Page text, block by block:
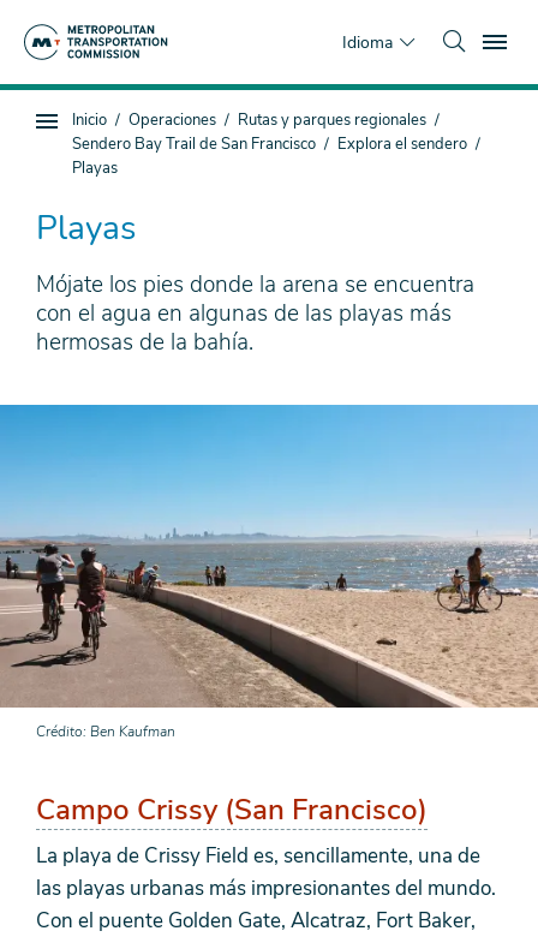
Idioma
Navegación
Estás
aquí
Inicio Operaciones
Rutas y parques regionales
Sendero Bay Trail de San Francisco
Explora el sendero
Playas
Playas
Mójate los pies donde la arena se encuentra
con el agua en algunas de las playas más
hermosas de la bahía.
Crédito Ben Kaufman
Campo Crissy (San Francisco)
La playa de Crissy Field es, sencillamente, una de
las playas urbanas más impresionantes del mundo.
Con el puente Golden Gate, Alcatraz, Fort Baker,